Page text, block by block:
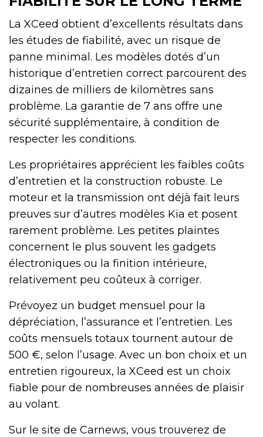
La XCeed obtient d’excellents résultats dans
les études de fiabilité, avec un risque de
panne minimal. Les modèles dotés d’un
historique d’entretien correct parcourent des
dizaines de milliers de kilomètres sans
problème. La garantie de 7 ans offre une
sécurité supplémentaire, à condition de
respecter les conditions.
Les propriétaires apprécient les faibles coûts
d’entretien et la construction robuste. Le
moteur et la transmission ont déjà fait leurs
preuves sur d’autres modèles Kia et posent
rarement problème. Les petites plaintes
concernent le plus souvent les gadgets
électroniques ou la finition intérieure,
relativement peu coûteux à corriger.
Prévoyez un budget mensuel pour la
dépréciation, l’assurance et l’entretien. Les
coûts mensuels totaux tournent autour de
500 €, selon l’usage. Avec un bon choix et un
entretien rigoureux, la XCeed est un choix
fiable pour de nombreuses années de plaisir
au volant.
Sur le site de Carnews, vous trouverez de